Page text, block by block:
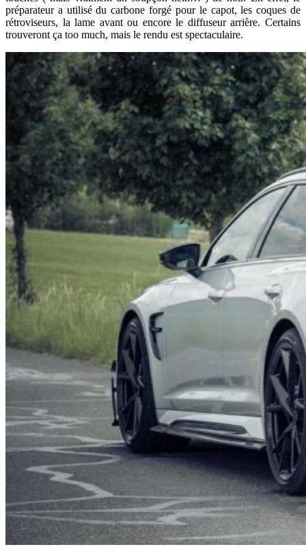
préparateur a utilisé du carbone forgé pour le capot, les coques de
rétroviseurs, la lame avant ou encore le diffuseur arrière. Certains
trouveront ça too much, mais le rendu est spectaculaire.